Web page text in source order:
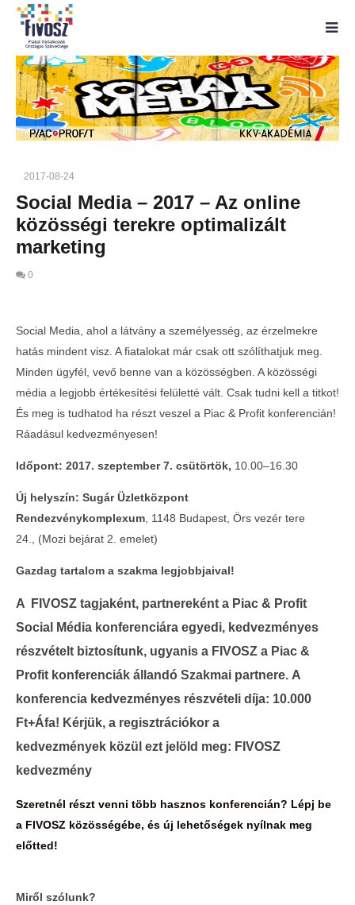
2017-08-24
Social Media – 2017 – Az online
közösségi terekre optimalizált
marketing
0
MOST NÉZED
Social Media – 2017 – Az online közösségi
terekre optimalizált marketing
2017-
08-24
Social Media, ahol a látvány a személyesség, az érzelmekre
hatás mindent visz. A fiatalokat már csak ott szólíthatjuk meg.
Minden ügyfél, vevő benne van a közösségben. A közösségi
média a legjobb értékesítési felületté vált. Csak tudni kell a titkot!
És meg is tudhatod ha részt veszel a Piac & Profit konferencián!
Ráadásul kedvezményesen!
Időpont: 2017. szeptember 7. csütörtök, 10.00–16.30
Új helyszín: Sugár Üzletközpont
Rendezvénykomplexum , 1148 Budapest, Örs vezér tere
24., (Mozi bejárat 2. emelet)
Gazdag tartalom a szakma legjobbjaival!
A FIVOSZ tagjaként, partnereként a Piac & Profit
Social Média konferenciára egyedi, kedvezményes
részvételt biztosítunk, ugyanis a FIVOSZ a Piac &
Profit konferenciák állandó Szakmai partnere. A
konferencia kedvezményes részvételi díja: 10.000
Ft+Áfa! Kérjük, a regisztrációkor a
kedvezmények közül ezt jelöld meg: FIVOSZ
kedvezmény
Szeretnél részt venni több hasznos konferencián? Lépj be
a FIVOSZ közösségébe, és új lehetőségek nyílnak meg
előtted!
Miről szólunk?